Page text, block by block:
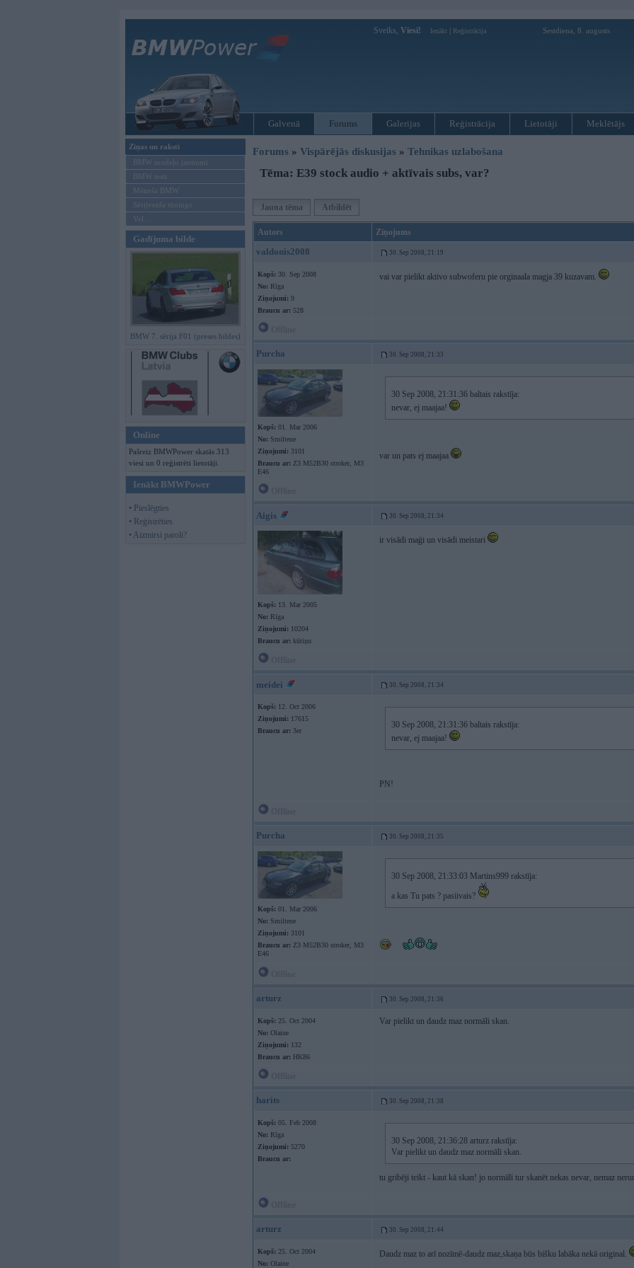
Sveiks, Viesi! Ienākt Reģistrācija Sestdiena, 8. augusts
Galvenā Forums Galerijas Reģistrācija Lietotāji Meklētājs
Ziņas un raksti
BMW modeļu jaunumi
BMW testi
Mēneša BMW
Sērijveida tūnings
Vel...
Gadījuma bilde
BMW 7. sērija F01 (preses bildes)
Online
Pašreiz BMWPower skatās 313
viesi un 0 reģistrēti lietotāji.
Ienākt BMWPower
• Pieslēgties
• Reģistrēties
• Aizmirsi paroli?
Forums » Vispārējās diskusijas » Tehnikas uzlabošana
Tēma: E39 stock audio + aktīvais subs, var?
Jauna tēma Atbildēt
Autors Ziņojums
valdonis2008 30. Sep 2008, 21:19
Kopš: 30. Sep 2008
No: Rīga
Ziņojumi: 9
Braucu ar: 528
vai var pielikt aktivo subwoferu pie orginaala magja 39 kuzavam.
Purcha 30. Sep 2008, 21:33
Kopš: 01. Mar 2006
No: Smiltene
Ziņojumi: 3101
Braucu ar: Z3 M52B30 stroker, M3
E46
30 Sep 2008, 21:31:36 baltais rakstīja:
nevar, ej maajaa!
var un pats ej maajaa
Aigis 30. Sep 2008, 21:34
Kopš: 13. Mar 2005
No: Rīga
Ziņojumi: 10204
Braucu ar: kūtiņu
ir visādi maģi un visādi meistari
meidei 30. Sep 2008, 21:34
Kopš: 12. Oct 2006
Ziņojumi: 17615
Braucu ar: 3er
30 Sep 2008, 21:31:36 baltais rakstīja:
nevar, ej maajaa!
PN!
Purcha 30. Sep 2008, 21:35
Kopš: 01. Mar 2006
No: Smiltene
Ziņojumi: 3101
Braucu ar: Z3 M52B30 stroker, M3
E46
30 Sep 2008, 21:33:03 Martins999 rakstīja:
a kas Tu pats ? pasiivais?
arturz 30. Sep 2008, 21:36
Kopš: 25. Oct 2004
No: Olaine
Ziņojumi: 132
Braucu ar: HK86
Var pielikt un daudz maz normāli skan.
harits 30. Sep 2008, 21:38
Kopš: 05. Feb 2008
No: Rīga
Ziņojumi: 5270
Braucu ar:
30 Sep 2008, 21:36:28 arturz rakstīja:
Var pielikt un daudz maz normāli skan.
tu gribēji teikt - kaut kā skan! jo normāli tur skanēt nekas nevar, nemaz
arturz 30. Sep 2008, 21:44
Kopš: 25. Oct 2004
No: Olaine
Daudz maz to arī nozīmē-daudz maz,skaņa būs bišku labāka nekā original.